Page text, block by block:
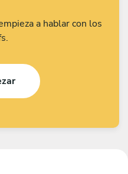
a hablar con los